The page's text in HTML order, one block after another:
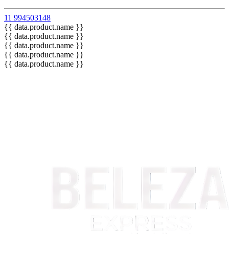
11 994503148
{{ data.product.name }}
{{ data.product.name }}
{{ data.product.name }}
{{ data.product.name }}
{{ data.product.name }}